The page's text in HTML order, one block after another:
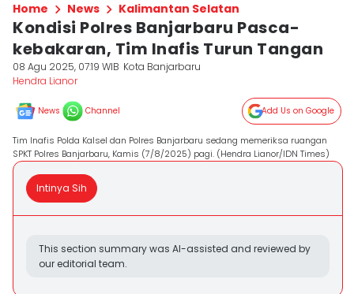
Home News Kalimantan Selatan
Kondisi Polres Banjarbaru Pasca-
kebakaran, Tim Inafis Turun Tangan
08 Agu 2025, 07:19 WIB Kota Banjarbaru
Hendra Lianor
News Channel Add Us on Google
Tim Inafis Polda Kalsel dan Polres Banjarbaru sedang memeriksa ruangan
SPKT Polres Banjarbaru, Kamis (7/8/2025) pagi. (Hendra Lianor/IDN Times)
Intinya Sih
This section summary was AI-assisted and reviewed by
our editorial team.